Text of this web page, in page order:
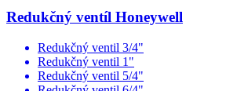
Redukčný ventíl Honeywell
Redukčný ventil 3/4"
Redukčný ventil 1"
Redukčný ventil 5/4"